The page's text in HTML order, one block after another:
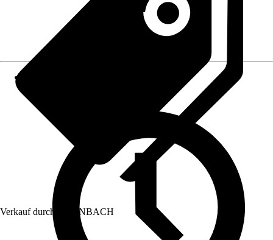
Verkauf durch: HORNBACH